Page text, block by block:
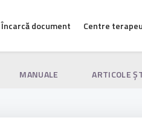
Încarcă document Centre
MANUALE ARTICOLE